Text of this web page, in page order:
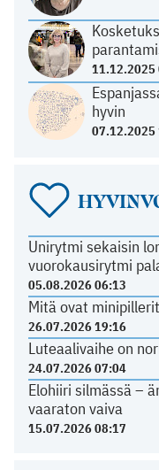
11.12.2025
hyvin
07.12.2025
Unirytmi sekaisin
vuorokausirytmi
05.08.2026 06:13
Mitä ovat
26.07.2026 19:16
Luteaalivaihe on
24.07.2026 07:04
Elohiiri silmässä –
vaaraton vaiva
15.07.2026 08:17